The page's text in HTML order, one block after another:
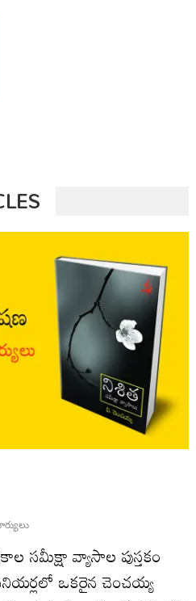
సమీక్షా వ్యాసాల పుస్తకం
ఒకరైన చెంచయ్య